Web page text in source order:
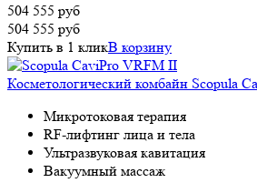
504 555 руб
504 555 руб
Купить в 1 кликВ корзину
Косметологический комбайн Scopula
Микротоковая терапия
RF-лифтинг лица и тела
Ультразвуковая кавитация
Вакуумный массаж